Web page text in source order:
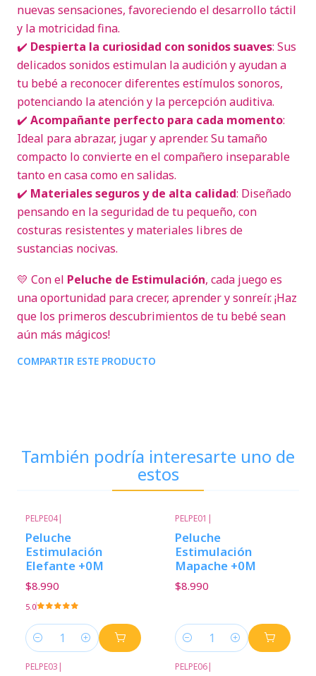
nuevas sensaciones, favoreciendo el desarrollo táctil
y la motricidad fina.
✔️ Despierta la curiosidad con sonidos suaves: Sus
delicados sonidos estimulan la audición y ayudan a
tu bebé a reconocer diferentes estímulos sonoros,
potenciando la atención y la percepción auditiva.
✔️ Acompañante perfecto para cada momento:
Ideal para abrazar, jugar y aprender. Su tamaño
compacto lo convierte en el compañero inseparable
tanto en casa como en salidas.
✔️ Materiales seguros y de alta calidad: Diseñado
pensando en la seguridad de tu pequeño, con
costuras resistentes y materiales libres de
sustancias nocivas.
💛 Con el Peluche de Estimulación, cada juego es
una oportunidad para crecer, aprender y sonreír. ¡Haz
que los primeros descubrimientos de tu bebé sean
aún más mágicos!
COMPARTIR ESTE PRODUCTO
También podría interesarte uno de
estos
PELPE04|
Peluche
Estimulación
Elefante +0M
$8.990
5.0
Cantidad
PELPE01 |
Peluche
Estimulación
Mapache +0M
$8.990
Cantidad
PELPE03 | PELPE06|